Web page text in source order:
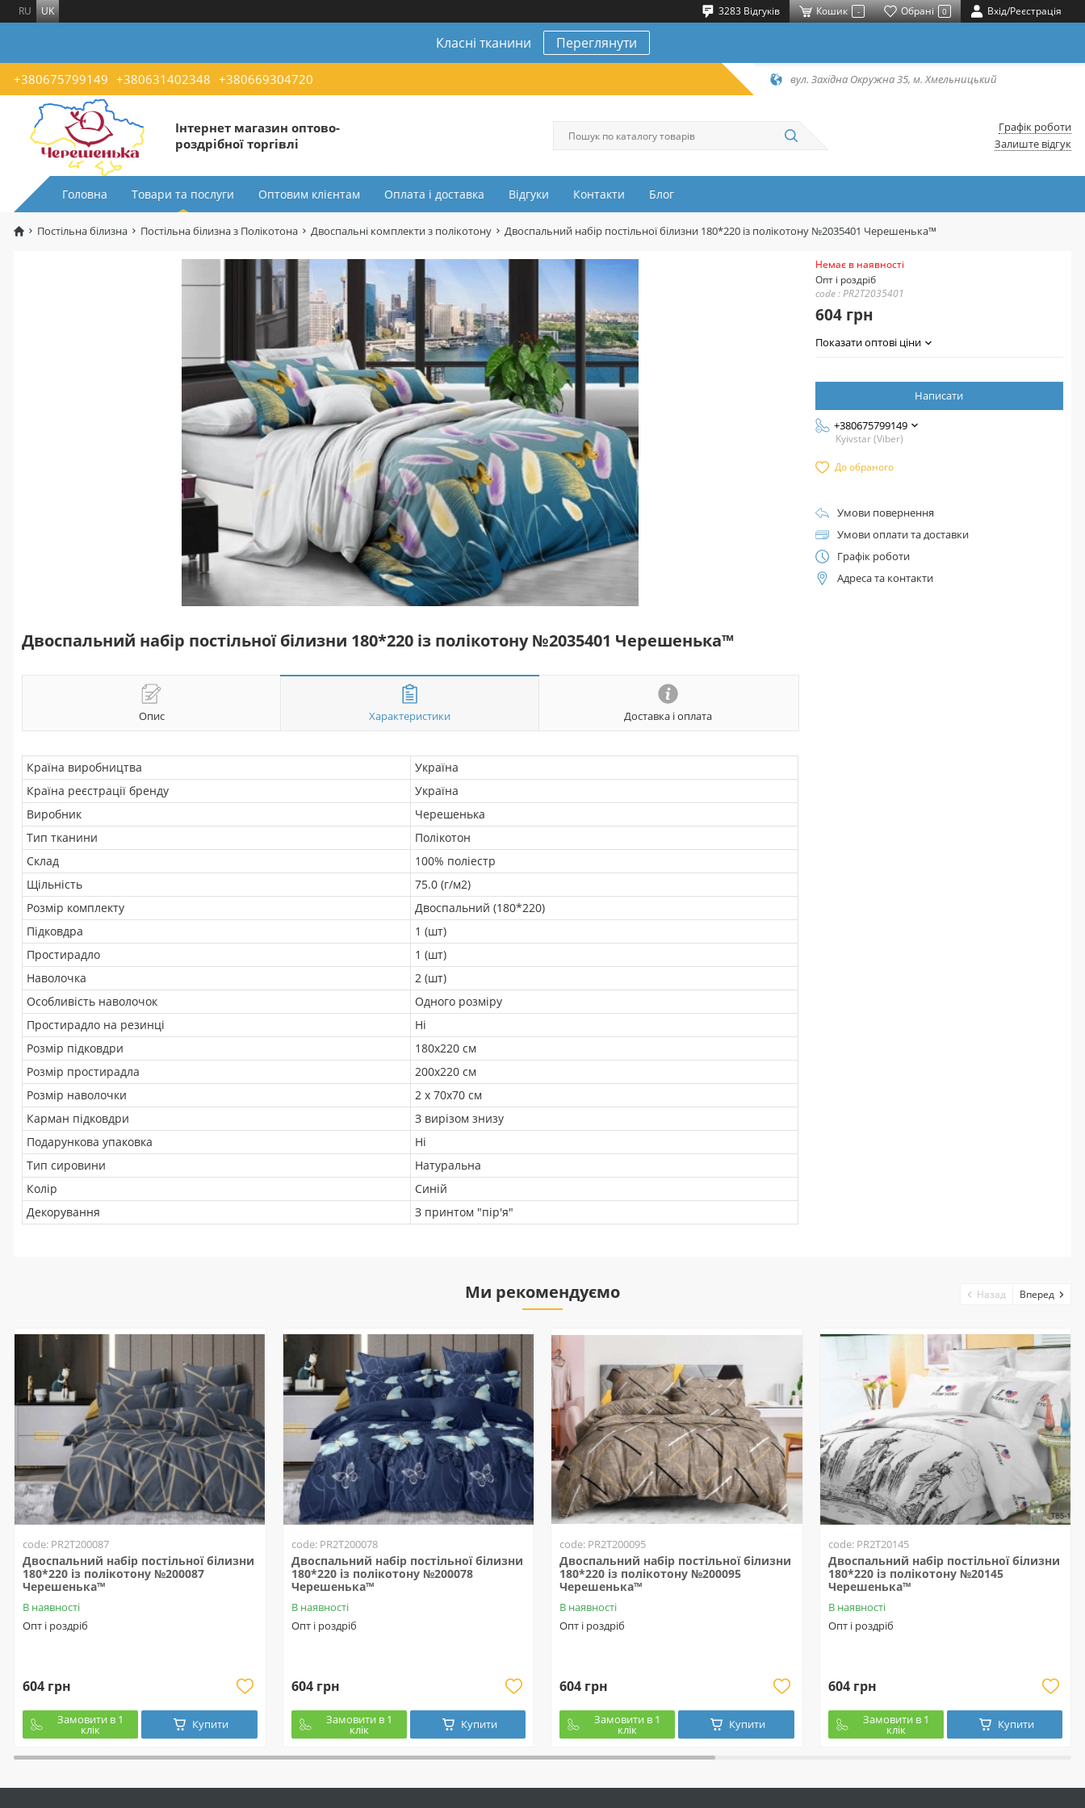
RU UK 3283 Відгуків Кошик - Обрані 0 Вхід/Реєстрація
Класні тканини Переглянути
+380675799149 +380631402348 +380669304720 вул. Західна Окружна 35, м. Хмельницький
Інтернет магазин оптово-
роздрібної торгівлі
Графік роботи
Залиште відгук
Головна Товари та послуги Оптовим клієнтам Оплата і доставка Відгуки Контакти Блог
Постільна білизна Постільна білизна з Полікотона Двоспальні комплекти з полікотону Двоспальний набір постільної білизни 180*220 із полікотону №2035401 Черешенька™
Двоспальний набір постільної білизни 180*220 із полікотону №2035401 Черешенька™
Опис Характеристики Доставка і оплата
Країна виробництва
Україна
Країна реєстрації бренду
Україна
Виробник
Черешенька
Тип тканини
Полікотон
Склад
100% поліестр
Щільність
75.0 (г/м2)
Розмір комплекту
Двоспальний (180*220)
Підковдра
1 (шт)
Простирадло
1 (шт)
Наволочка
2 (шт)
Особливість наволочок
Одного розміру
Простирадло на резинці
Ні
Розмір підковдри
180х220 см
Розмір простирадла
200х220 см
Розмір наволочки
2 х 70х70 см
Карман підковдри
З вирізом знизу
Подарункова упаковка
Ні
Тип сировини
Натуральна
Колір
Синій
Декорування
З принтом "пір'я"
Немає в наявності
Опт і роздріб
code : PR2T2035401
604 грн
Показати оптові ціни
Написати
+380675799149
Kyivstar (Viber)
До обраного
Умови повернення
Умови оплати та доставки
Графік роботи
Адреса та контакти
Ми рекомендуємо
code: PR2T200087
Двоспальний набір постільної білизни
180*220 із полікотону №200087
Черешенька™
В наявності
Опт і роздріб
604 грн
Замовити в 1
клік Купити
code: PR2T200078
Двоспальний набір постільної білизни
180*220 із полікотону №200078
Черешенька™
В наявності
Опт і роздріб
604 грн
Замовити в 1
клік Купити
code: PR2T200095
Двоспальний набір постільної білизни
180*220 із полікотону №200095
Черешенька™
В наявності
Опт і роздріб
604 грн
Замовити в 1
клік Купити
code: PR2T20145
Двоспальний набір постільної білизни
180*220 із полікотону №20145
Черешенька™
В наявності
Опт і роздріб
604 грн
Замовити в 1
клік Купити
Назад Вперед